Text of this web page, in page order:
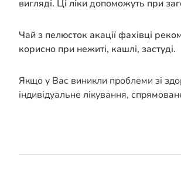
вигляді. Ці ліки допоможуть при
Чай з пелюсток акації фахівці
корисно при нежиті, кашлі, застуді.
Якщо у Вас виникли проблеми зі
індивідуальне лікування,